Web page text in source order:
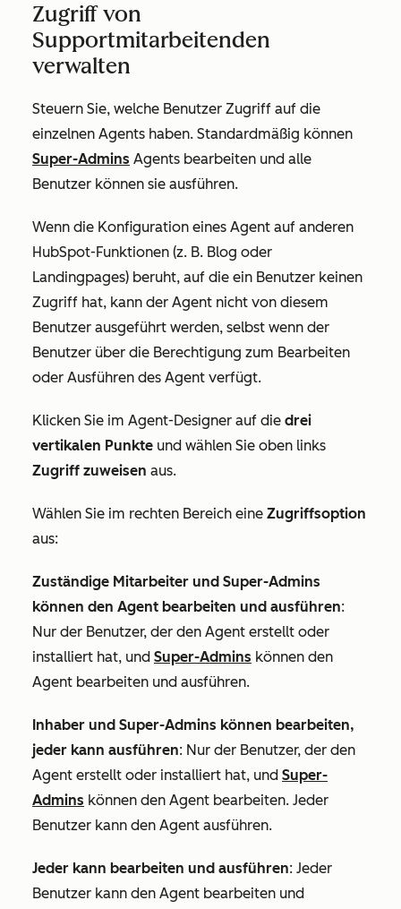
Zugriff von
Supportmitarbeitenden
verwalten
Steuern Sie, welche Benutzer Zugriff auf die
einzelnen Agents haben. Standardmäßig können
Super-Admins Agents bearbeiten und alle
Benutzer können sie ausführen.
Wenn die Konfiguration eines Agent auf anderen
HubSpot-Funktionen (z. B. Blog oder
Landingpages) beruht, auf die ein Benutzer keinen
Zugriff hat, kann der Agent nicht von diesem
Benutzer ausgeführt werden, selbst wenn der
Benutzer über die Berechtigung zum Bearbeiten
oder Ausführen des Agent verfügt.
Klicken Sie im Agent-Designer auf die drei
vertikalen Punkte und wählen Sie oben links
Zugriff zuweisen aus.
Wählen Sie im rechten Bereich eine Zugriffsoption
aus:
Zuständige Mitarbeiter und Super-Admins
können den Agent bearbeiten und ausführen:
Nur der Benutzer, der den Agent erstellt oder
installiert hat, und Super-Admins können den
Agent bearbeiten und ausführen.
Inhaber und Super-Admins können bearbeiten,
jeder kann ausführen: Nur der Benutzer, der den
Agent erstellt oder installiert hat, und Super-
Admins können den Agent bearbeiten. Jeder
Benutzer kann den Agent ausführen.
Jeder kann bearbeiten und ausführen: Jeder
Benutzer kann den Agent bearbeiten und